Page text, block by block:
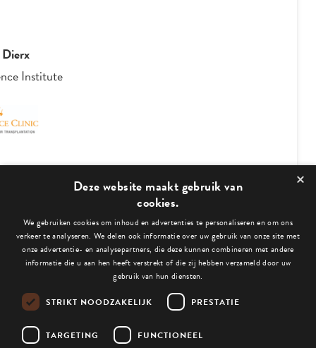
& Vincent Drabbe
Have a Byte
3 /4
Bekijk ook deze blogs:
Niets gevonden.
×
Deze website maakt gebruik van
cookies.
We gebruiken cookies om inhoud en advertenties te personaliseren en om ons
verkeer te analyseren. We delen ook informatie over uw gebruik van onze site met
onze advertentie- en analysepartners, die deze kunnen combineren met andere
informatie die u aan hen heeft verstrekt of die zij hebben verzameld door uw
gebruik van hun diensten.
STRIKT NOODZAKELIJK PRESTATIE
TARGETING FUNCTIONEEL